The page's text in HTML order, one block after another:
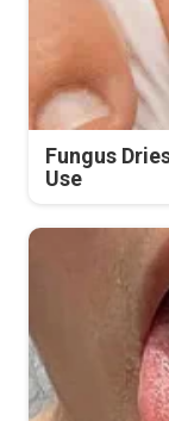
Fungus
Use